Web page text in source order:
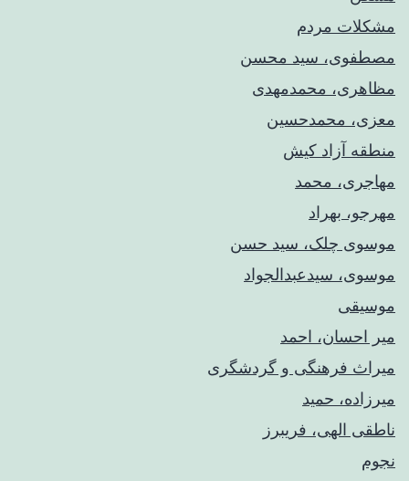
مشکلات مردم
مصطفوی، سید محسن
مظاهری، محمدمهدی
معزی، محمدحسین
منطقه آزاد کیش
مهاجری، محمد
مهرجو، بهراد
موسوی چلک، سید حسن
موسوی، سیدعبدالجواد
موسیقی
میر احسان، احمد
میراث فرهنگی و گردشگری
میرزاده، حمید
ناطقی الهی، فریبرز
نجوم